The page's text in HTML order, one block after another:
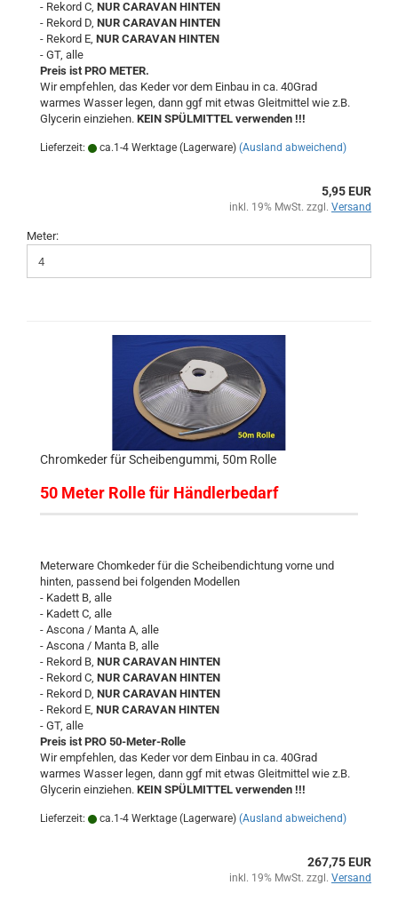
- Rekord C, NUR CARAVAN HINTEN
- Rekord D, NUR CARAVAN HINTEN
- Rekord E, NUR CARAVAN HINTEN
- GT, alle
Preis ist PRO METER.
Wir empfehlen, das Keder vor dem Einbau in ca. 40Grad
warmes Wasser legen, dann ggf mit etwas Gleitmittel wie z.B.
Glycerin einziehen. KEIN SPÜLMITTEL verwenden !!!
Lieferzeit: ca.1-4 Werktage (Lagerware) (Ausland abweichend)
5,95 EUR
inkl. 19% MwSt. zzgl. Versand
Meter:
Chromkeder für Scheibengummi, 50m Rolle
50 Meter Rolle für Händlerbedarf
Meterware Chomkeder für die Scheibendichtung vorne und
hinten, passend bei folgenden Modellen
- Kadett B, alle
- Kadett C, alle
- Ascona / Manta A, alle
- Ascona / Manta B, alle
- Rekord B, NUR CARAVAN HINTEN
- Rekord C, NUR CARAVAN HINTEN
- Rekord D, NUR CARAVAN HINTEN
- Rekord E, NUR CARAVAN HINTEN
- GT, alle
Preis ist PRO 50-Meter-Rolle
Wir empfehlen, das Keder vor dem Einbau in ca. 40Grad
warmes Wasser legen, dann ggf mit etwas Gleitmittel wie z.B.
Glycerin einziehen. KEIN SPÜLMITTEL verwenden !!!
Lieferzeit: ca.1-4 Werktage (Lagerware) (Ausland abweichend)
267,75 EUR
inkl. 19% MwSt. zzgl. Versand